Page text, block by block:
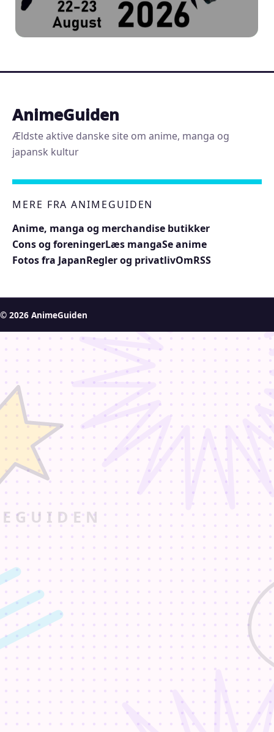
AnimeGuiden
Ældste aktive danske site om anime, manga og
japansk kultur
MERE FRA ANIMEGUIDEN
Anime, manga og merchandise butikker
Cons og foreningerLæs mangaSe anime
Fotos fra JapanRegler og privatlivOmRSS
© 2026 AnimeGuiden